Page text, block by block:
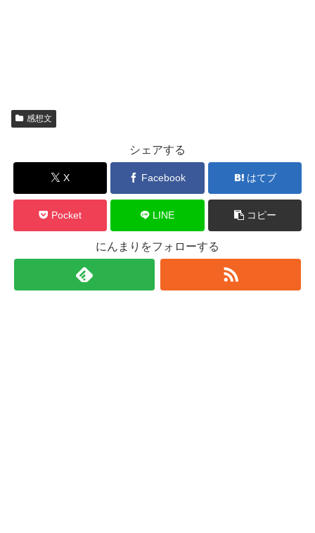
感想文
シェアする
X Facebook はてブ
Pocket LINE コピー
にんまりをフォローする